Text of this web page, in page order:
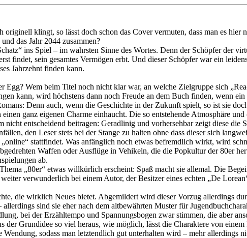
klingt, so lässt doch schon das Cover vermuten, dass man es
das Jahr 2044 zusammen?
ins Spiel – im wahrsten Sinne des Wortes. Denn der Schöpfer der
findet, sein gesamtes Vermögen erbt. Und dieser Schöpfer war ein
Jahrzehnt finden kann.
Egg? Wem beim Titel noch nicht klar war, an welche Zielgruppe sich
kann, wird höchstens dann noch Freude an dem Buch finden, wenn
Denn auch, wenn die Geschichte in der Zukunft spielt, so ist sie
ganz eigenen Charme einhaucht. Die so entstehende Atmosphäre
nicht entscheidend beitragen: Geradlinig und vorhersehbar zeigt diese
den Leser stets bei der Stange zu halten ohne dass dieser sich
stattfindet. Was anfänglich noch etwas befremdlich wirkt, wird
Waffen oder Ausflüge in Vehikeln, die die Popkultur der 80er
ab.
„80er“ etwas willkürlich erscheint: Spaß macht sie allemal. Die
verwunderlich bei einem Autor, der Besitzer eines echten „De
die wirklich Neues bietet. Abgemildert wird dieser Vorzug allerdings
sind sie eher nach dem altbewährten Muster für
bei der Erzähltempo und Spannungsbogen zwar stimmen, die aber
der Grundidee so viel heraus, wie möglich, lässt die Charaktere von
Wendung, sodass man letztendlich gut unterhalten wird – mehr allerdings